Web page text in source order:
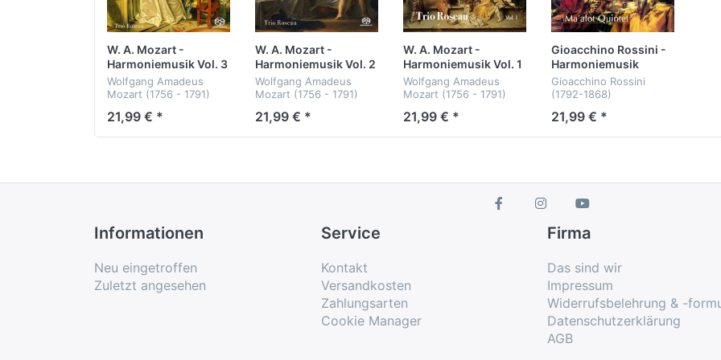
fand seinDon Giovanni weitreichende Verbreitung.
Wechsel-Spiel
Bei einer Oper ohne Gesang gehören die Musiker auf die Bühne, dachten sich die Solobläser
tauschten vom Orchestergraben aufs Podium. Live unterstützt durch humorvolle Conférence
sind gern gesehener Gast auf internationalen Festivals und herzlich willkommen im Katalog
W. A. Mozart -
Harmoniemusik Vol. 3
Wolfgang Amadeus
Mozart (1756 - 1791)
Don Giovanni KV 527
Trio Roseau
21,99 € *
W. A. Mozart -
Harmoniemusik Vol. 2
Wolfgang Amadeus
Mozart (1756 - 1791)
Cosi fan tutte KV 588
Trio Roseau
21,99 € *
W. A. Mozart -
Harmoniemusik Vol. 1
Wolfgang Amadeus
Mozart (1756 - 1791)
Divertimenti KV 439b
Ersteinspielung)
21,99 € *
Gioacchino Rossini -
Harmoniemusik
Gioacchino Rossini
(1792-1868)
Harmoniemusik
21,99 € *
Informationen
Neu eingetroffen
Zuletzt angesehen
Service
Kontakt
Versandkosten
Zahlungsarten
Cookie Manager
Firma
Das sind wir
Impressum
Widerrufsbelehrung & -
Datenschutzerklärung
AGB